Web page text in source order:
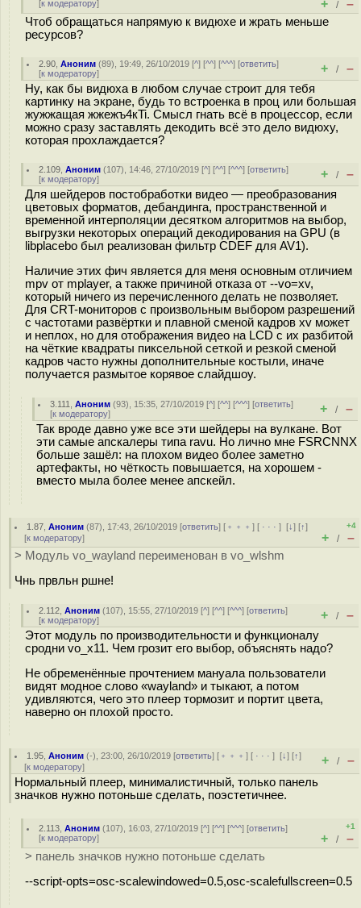
[к модератору] + / –
Чтоб обращаться напрямую к видюхе и жрать меньше
ресурсов?
2.90 ,Аноним (89), 19:49, 26/10/2019 [^] [^^] [^^^] [ответить]
[к модератору] + / –
Ну, как бы видюха в любом случае строит для тебя
картинку на экране, будь то встроенка в проц или большая
жужжащая жжежъ4кTi. Смысл гнать всё в процессор, если
можно сразу заставлять декодить всё это дело видюху,
которая прохлаждается?
2.109 ,Аноним (107), 14:46, 27/10/2019 [^] [^^] [^^^] [ответить]
[к модератору] + / –
Для шейдеров постобработки видео — преобразования
цветовых форматов, дебандинга, пространственной и
временной интерполяции десятком алгоритмов на выбор,
выгрузки некоторых операций декодирования на GPU (в
libplacebo был реализован фильтр CDEF для AV1).
Наличие этих фич является для меня основным отличием
mpv от mplayer, а также причиной отказа от --vo=xv,
который ничего из перечисленного делать не позволяет.
Для CRT-мониторов с произвольным выбором разрешений
с частотами развёртки и плавной сменой кадров xv может
и неплох, но для отображения видео на LCD с их разбитой
на чёткие квадраты пиксельной сеткой и резкой сменой
кадров часто нужны дополнительные костыли, иначе
получается размытое корявое слайдшоу.
3.111 ,Аноним (93), 15:35, 27/10/2019 [^] [^^] [^^^] [ответить]
[к модератору] + / –
Так вроде давно уже все эти шейдеры на вулкане. Вот
эти самые апскалеры типа ravu. Но лично мне FSRCNNX
больше зашёл: на плохом видео более заметно
артефакты, но чёткость повышается, на хорошем -
вместо мыла более менее апскейл.
1.87 ,Аноним (87), 17:43, 26/10/2019 [ответить] [ ﹢﹢﹢] [ · · ·][↓] [↑]
[к модератору]
+4
+ / –
> Модуль vo_wayland переименован в vo_wlshm
Чнь првльн ршне!
2.112 ,Аноним (107), 15:55, 27/10/2019 [^] [^^] [^^^] [ответить]
[к модератору] + / –
Этот модуль по производительности и функционалу
сродни vo_x11. Чем грозит его выбор, объяснять надо?
Не обременённые прочтением мануала пользователи
видят модное слово «wayland» и тыкают, а потом
удивляются, чего это плеер тормозит и портит цвета,
наверно он плохой просто.
1.95 ,Аноним (-), 23:00, 26/10/2019 [ответить] [ ﹢﹢﹢] [ · · ·][↓] [↑]
[к модератору] + / –
Нормальный плеер, минималистичный, только панель
значков нужно потоньше сделать, поэстетичнее.
2.113 ,Аноним (107), 16:03, 27/10/2019 [^] [^^] [^^^] [ответить]
[к модератору]
+1
+ / –
> панель значков нужно потоньше сделать
--script-opts=osc-scalewindowed=0.5,osc-scalefullscreen=0.5